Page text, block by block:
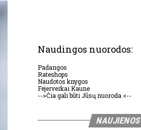
Naudingos nuorodos:
Padangos
Rateshops
Naudotos knygos
Fejerverkai Kaune
-->Čia gali būti Jūsų nuoroda <--
NAUJIENOS